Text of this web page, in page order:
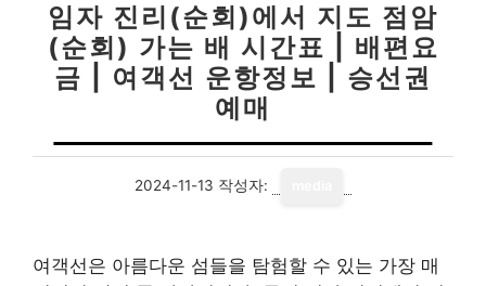
임자 진리(순회)에서 지도 점암
(순회) 가는 배 시간표 | 배편요
금 | 여객선 운항정보 | 승선권
예매
2024-11-13 작성자:
여객선은 아름다운 섬들을 탐험할 수 있는 가장 매